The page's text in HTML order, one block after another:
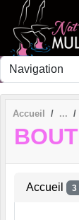
Accueil
Accueil 3
Panneau de